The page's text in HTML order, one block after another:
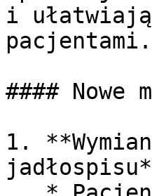
i ułatwiają
pacjentami.
####
1.